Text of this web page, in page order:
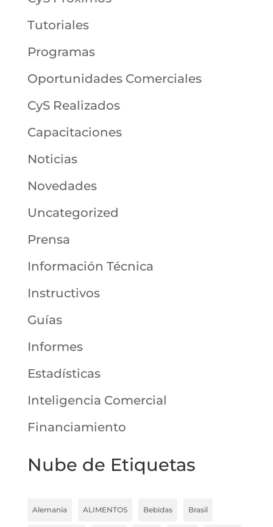
Tutoriales
Programas
Oportunidades Comerciales
CyS Realizados
Capacitaciones
Noticias
Novedades
Uncategorized
Prensa
Información Técnica
Instructivos
Guías
Informes
Estadísticas
Inteligencia Comercial
Financiamiento
Nube de Etiquetas
Alemania ALIMENTOS Bebidas Brasil